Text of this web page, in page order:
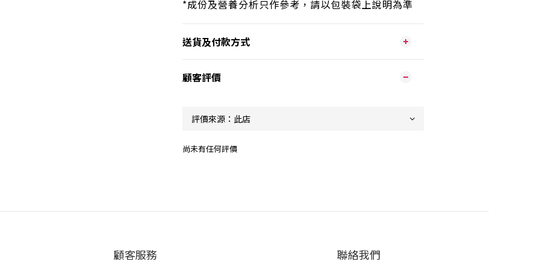
*成份及營養分析只作參考，請以包裝袋上說明為準
送貨及付款方式
顧客評價
尚未有任何評價
顧客服務 聯絡我們